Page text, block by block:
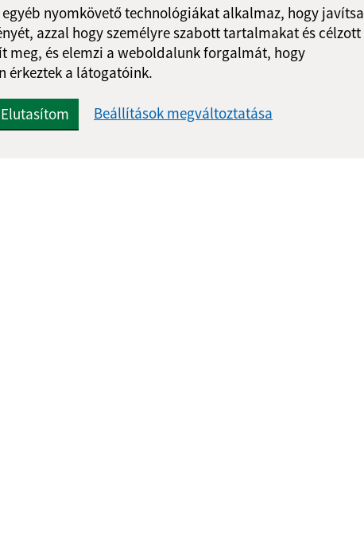
nyomkövető technológiákat alkalmaz, hogy javítsa
azzal hogy személyre szabott tartalmakat és célzott
meg, és elemzi a weboldalunk forgalmát, hogy
érkeztek a látogatóink.
Elutasítom Beállítások megváltoztatása